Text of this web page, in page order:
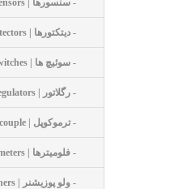
- سنسورها | Sensors
- دیتکتورها | Detectors
- سوئیچ ها | Switches
- رگلاتور | Regulators
- ترموکوپل | Thermocouple
- فلومیترها | Flowmeters
- ولو پوزیشنر | Valve Positioners